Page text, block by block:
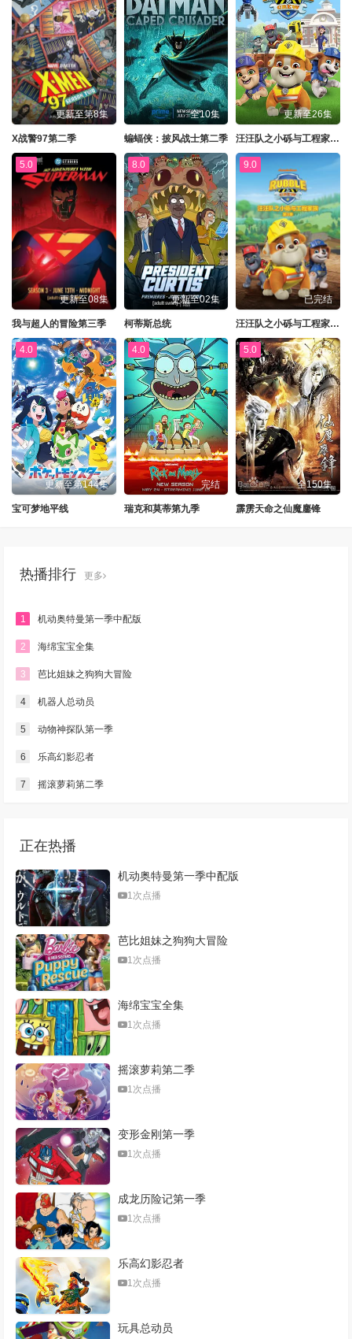
更新至第8集
X战警97第二季
全10集
蝙蝠侠：披风战士第二季
更新至26集
汪汪队之小砾与工程家族第三季
5.0
更新至08集
我与超人的冒险第三季
8.0
更新至02集
柯蒂斯总统
9.0
已完结
汪汪队之小砾与工程家族第三季国语
4.0
更新至第144集
宝可梦地平线
4.0
完结
瑞克和莫蒂第九季
5.0
全150集
霹雳天命之仙魔鏖锋
热播排行 更多
1 机动奥特曼第一季中配版
2 海绵宝宝全集
3 芭比姐妹之狗狗大冒险
4 机器人总动员
5 动物神探队第一季
6 乐高幻影忍者
7 摇滚萝莉第二季
正在热播
机动奥特曼第一季中配版
1次点播
芭比姐妹之狗狗大冒险
1次点播
海绵宝宝全集
1次点播
摇滚萝莉第二季
1次点播
变形金刚第一季
1次点播
成龙历险记第一季
1次点播
乐高幻影忍者
1次点播
玩具总动员